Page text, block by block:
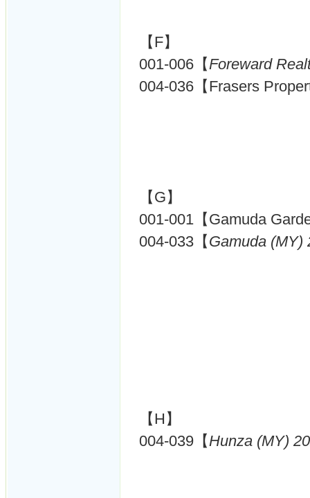
【F】
001-006【Foreward
004-036【Frasers
【G】
001-001【Gamuda
004-033【Gamuda (MY)
【H】
004-039【Hunza (MY)